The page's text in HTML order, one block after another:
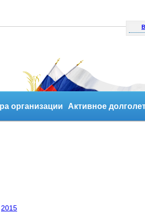
организации Активное
2015